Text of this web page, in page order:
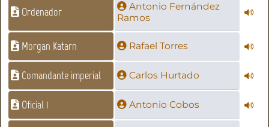
Ordenador
Antonio Fernández
Ramos
Morgan Katarn Rafael Torres
Comandante imperial Carlos Hurtado
Oficial 1 Antonio Cobos